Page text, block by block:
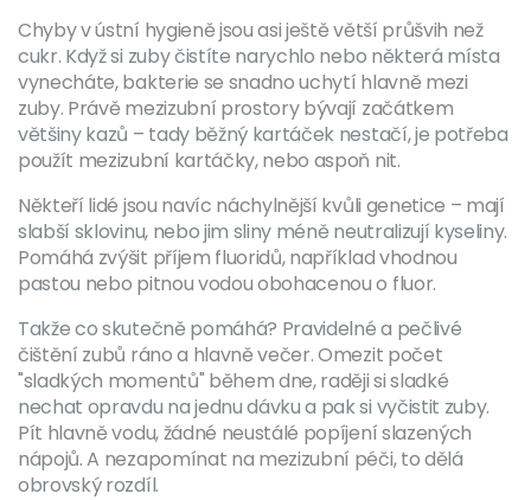
Chyby v ústní hygieně jsou asi ještě větší průšvih než
cukr. Když si zuby čistíte narychlo nebo některá místa
vynecháte, bakterie se snadno uchytí hlavně mezi
zuby. Právě mezizubní prostory bývají začátkem
většiny kazů – tady běžný kartáček nestačí, je potřeba
použít mezizubní kartáčky, nebo aspoň nit.
Někteří lidé jsou navíc náchylnější kvůli genetice – mají
slabší sklovinu, nebo jim sliny méně neutralizují kyseliny.
Pomáhá zvýšit příjem fluoridů, například vhodnou
pastou nebo pitnou vodou obohacenou o fluor.
Takže co skutečně pomáhá? Pravidelné a pečlivé
čištění zubů ráno a hlavně večer. Omezit počet
"sladkých momentů" během dne, raději si sladké
nechat opravdu na jednu dávku a pak si vyčistit zuby.
Pít hlavně vodu, žádné neustálé popíjení slazených
nápojů. A nezapomínat na mezizubní péči, to dělá
obrovský rozdíl.